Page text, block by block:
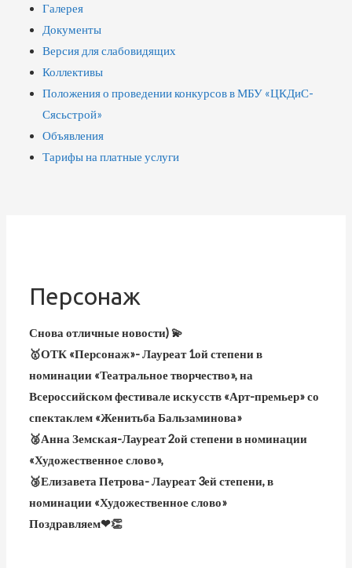
Галерея
Документы
Версия для слабовидящих
Коллективы
Положения о проведении конкурсов в МБУ «ЦКДиС-
Сясьстрой»
Объявления
Тарифы на платные услуги
Персонаж
Снова отличные новости) 💫
🥇ОТК «Персонаж»- Лауреат 1ой степени в
номинации «Театральное творчество», на
Всероссийском фестивале искусств «Арт-премьер» со
спектаклем «Женитьба Бальзаминова»
🥈Анна Земская-Лауреат 2ой степени в номинации
«Художественное слово»,
🥉Елизавета Петрова- Лауреат 3ей степени, в
номинации «Художественное слово»
Поздравляем❤👏